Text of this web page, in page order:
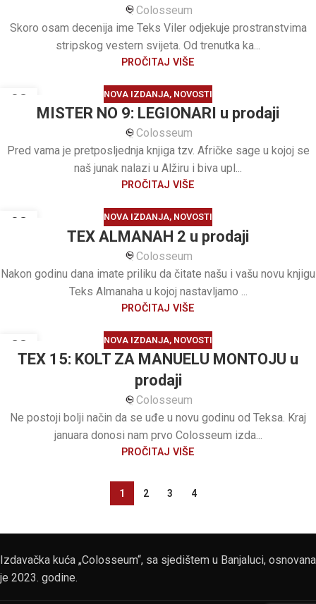
Colosseum
Skoro osam decenija ime Teks Viler odjekuje prostranstvima
stripskog vestern svijeta. Od trenutka ka...
PROČITAJ VIŠE
03 NOVA IZDANJA, NOVOSTI
MISTER NO 9: LEGIONARI u prodaji
Colosseum
Pred vama je pretposljednja knjiga tzv. Afričke sage u kojoj se
naš junak nalazi u Alžiru i biva upl...
PROČITAJ VIŠE
03 NOVA IZDANJA, NOVOSTI
TEX ALMANAH 2 u prodaji
Colosseum
Nakon godinu dana imate priliku da čitate našu i vašu novu knjigu
Teks Almanaha u kojoj nastavljamo ...
PROČITAJ VIŠE
28
JAN
NOVA IZDANJA, NOVOSTI
TEX 15: KOLT ZA MANUELU MONTOJU u
prodaji
Colosseum
Ne postoji bolji način da se uđe u novu godinu od Teksa. Kraj
januara donosi nam prvo Colosseum izda...
PROČITAJ VIŠE
1 2 3 4
Izdavačka kuća „Colosseum“, sa sjedištem u Banjaluci, osnovana
je 2023. godine.